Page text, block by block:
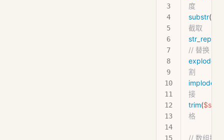
度
substr(
截取
// 替换
explode
割
implode
接
trim($str
格
// 数组操作